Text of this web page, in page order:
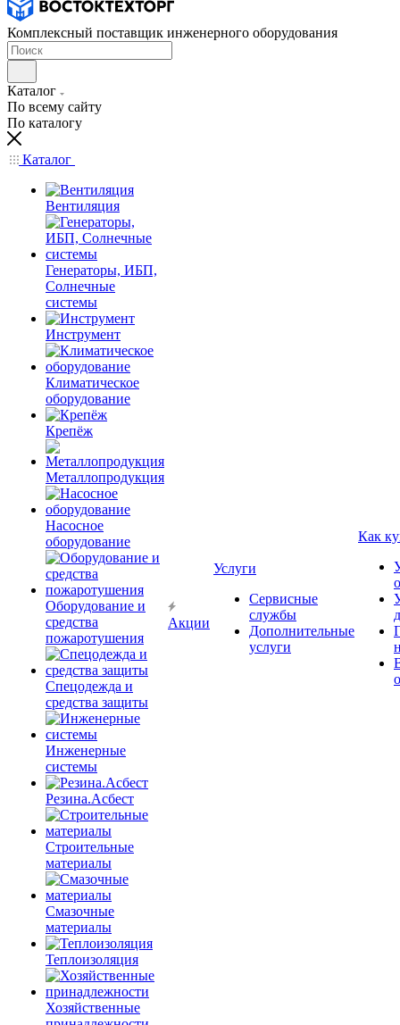
Комплексный поставщик инженерного оборудования
Каталог
По всему сайту
По каталогу
Каталог
Вентиляция
Генераторы, ИБП,
Солнечные
системы
Инструмент
Климатическое
оборудование
Крепёж
Металлопродукция
Насосное
оборудование
Оборудование и
средства
пожаротушения
Спецодежда и
средства защиты
Инженерные
системы
Резина.Асбест
Строительные
материалы
Смазочные
материалы
Теплоизоляция
Хозяйственные
Акции
Услуги
Сервисные
службы
Дополнительные
услуги
Как